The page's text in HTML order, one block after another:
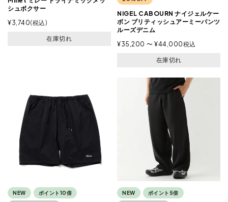
シュボクサー
¥3,740 税込
在庫切れ
NIGEL CABOURN ナイジェルケー
ボン ブリティッシュアーミーパンツ
ルーズデニム
¥35,200 〜 ¥44,000税込
在庫切れ
NEW ポイント10倍 NEW ポイント5倍